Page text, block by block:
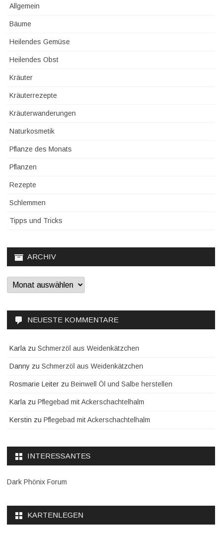
Allgemein
Bäume
Heilendes Gemüse
Heilendes Obst
Kräuter
Kräuterrezepte
Kräuterwanderungen
Naturkosmetik
Pflanze des Monats
Pflanzen
Rezepte
Schlemmen
Tipps und Tricks
ARCHIV
Archiv
NEUESTE KOMMENTARE
Karlazu Schmerzöl aus Weidenkätzchen
Danny zu Schmerzöl aus Weidenkätzchen
Rosmarie Leiter zu Beinwell Öl und Salbe herstellen
Karlazu Pflegebad mit Ackerschachtelhalm
Kerstin zu Pflegebad mit Ackerschachtelhalm
INTERESSANTES
Dark Phönix Forum
KARTENLEGEN